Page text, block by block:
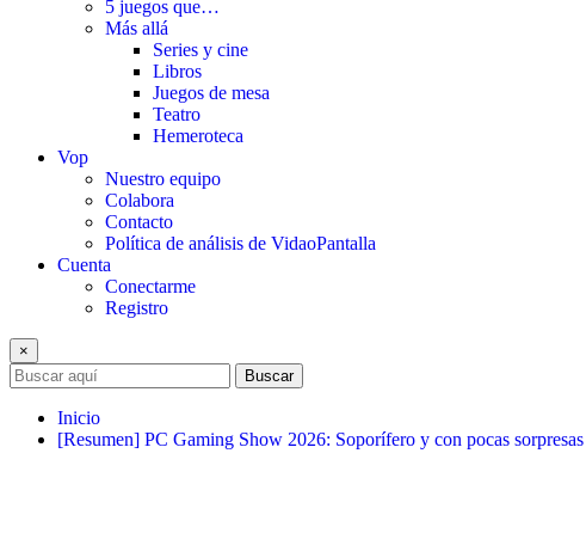
5 juegos que…
Más allá
Series y cine
Libros
Juegos de mesa
Teatro
Hemeroteca
Vop
Nuestro equipo
Colabora
Contacto
Política de análisis de VidaoPantalla
Cuenta
Conectarme
Registro
×
Buscar
Inicio
[Resumen] PC Gaming Show 2026: Soporífero y con pocas sorpresas